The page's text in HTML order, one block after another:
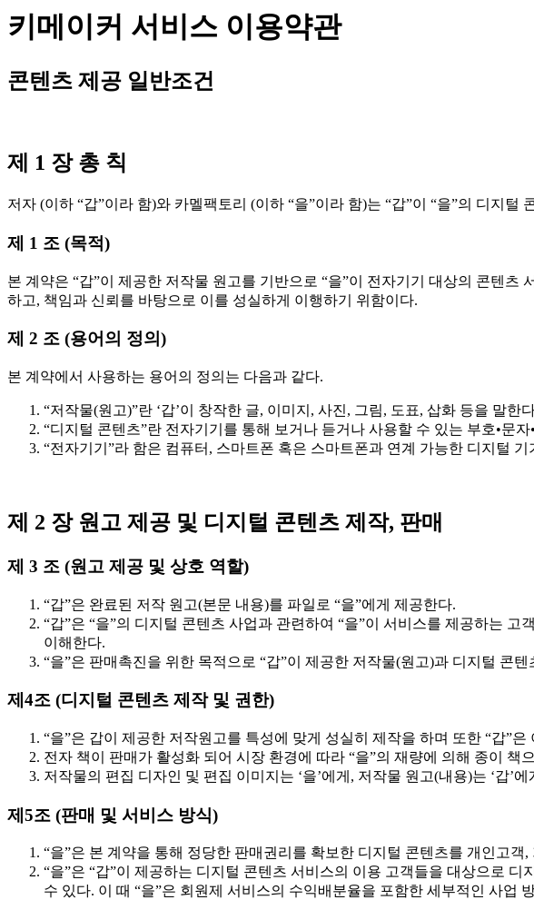
키메이커 서비스 이용약관
콘텐츠 제공 일반조건
제 1 장 총 칙
저자 (이하 “갑”이라 함)와 카멜팩토리 (이하 “을”이라 함)는 “갑”이 “을”의 디지
제 1 조 (목적)
본 계약은 “갑”이 제공한 저작물 원고를 기반으로 “을”이 전자기기 대상의 콘텐
하고, 책임과 신뢰를 바탕으로 이를 성실하게 이행하기 위함이다.
제 2 조 (용어의 정의)
본 계약에서 사용하는 용어의 정의는 다음과 같다.
“저작물(원고)”란 ‘갑’이 창작한 글, 이미지, 사진, 그림, 도표, 삽화 등을 말한
“디지털 콘텐츠”란 전자기기를 통해 보거나 듣거나 사용할 수 있는 부호•문
“전자기기”라 함은 컴퓨터, 스마트폰 혹은 스마트폰과 연계 가능한 디지털 기
제 2 장 원고 제공 및 디지털 콘텐츠 제작, 판매
제 3 조 (원고 제공 및 상호 역할)
“갑”은 완료된 저작 원고(본문 내용)를 파일로 “을”에게 제공한다.
“갑”은 “을”의 디지털 콘텐츠 사업과 관련하여 “을”이 서비스를 제공하는
이해한다.
“을”은 판매촉진을 위한 목적으로 “갑”이 제공한 저작물(원고)과 디지털 콘
제4조 (디지털 콘텐츠 제작 및 권한)
“을”은 갑이 제공한 저작원고를 특성에 맞게 성실히 제작을 하며 또한 “갑”
전자 책이 판매가 활성화 되어 시장 환경에 따라 “을”의 재량에 의해 종이 책
저작물의 편집 디자인 및 편집 이미지는 ‘을’에게, 저작물 원고(내용)는 ‘갑’
제5조 (판매 및 서비스 방식)
“을”은 본 계약을 통해 정당한 판매권리를 확보한 디지털 콘텐츠를 개인고
“을”은 “갑”이 제공하는 디지털 콘텐츠 서비스의 이용 고객들을 대상으로
수 있다. 이 때 “을”은 회원제 서비스의 수익배분율을 포함한 세부적인 사업